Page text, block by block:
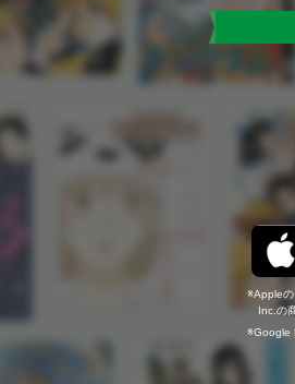
Apple
Inc.の
Google